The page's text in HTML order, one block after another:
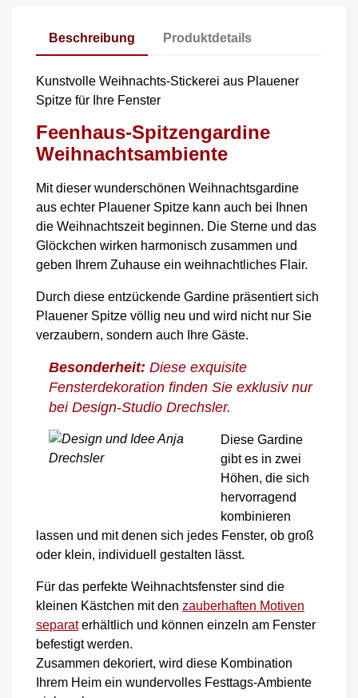
Beschreibung Produktdetails
Kunstvolle Weihnachts-Stickerei aus Plauener
Spitze für Ihre Fenster
Feenhaus-Spitzengardine
Weihnachtsambiente
Mit dieser wunderschönen Weihnachtsgardine
aus echter Plauener Spitze kann auch bei Ihnen
die Weihnachtszeit beginnen. Die Sterne und das
Glöckchen wirken harmonisch zusammen und
geben Ihrem Zuhause ein weihnachtliches Flair.
Durch diese entzückende Gardine präsentiert sich
Plauener Spitze völlig neu und wird nicht nur Sie
verzaubern, sondern auch Ihre Gäste.
Besonderheit: Diese exquisite
Fensterdekoration finden Sie exklusiv nur
bei Design-Studio Drechsler.
Diese Gardine
gibt es in zwei
Höhen, die sich
hervorragend
kombinieren
lassen und mit denen sich jedes Fenster, ob groß
oder klein, individuell gestalten lässt.
Für das perfekte Weihnachtsfenster sind die
kleinen Kästchen mit den zauberhaften Motiven
separaterhältlich und können einzeln am Fenster
befestigt werden.
Zusammen dekoriert, wird diese Kombination
Ihrem Heim ein wundervolles Festtags-Ambiente